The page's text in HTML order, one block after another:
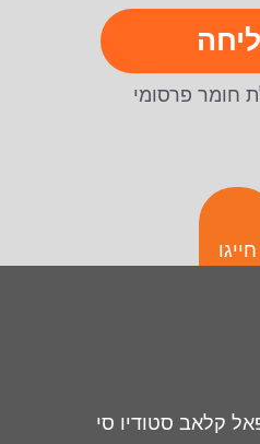
חומר פרסומי
חייגו
קלאב סטודיו סי